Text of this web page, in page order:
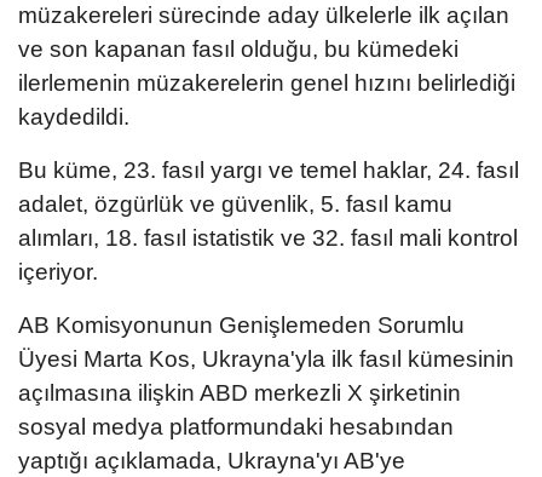
müzakereleri sürecinde aday ülkelerle ilk açılan
ve son kapanan fasıl olduğu, bu kümedeki
ilerlemenin müzakerelerin genel hızını belirlediği
kaydedildi.
Bu küme, 23. fasıl yargı ve temel haklar, 24. fasıl
adalet, özgürlük ve güvenlik, 5. fasıl kamu
alımları, 18. fasıl istatistik ve 32. fasıl mali kontrol
içeriyor.
AB Komisyonunun Genişlemeden Sorumlu
Üyesi Marta Kos, Ukrayna'yla ilk fasıl kümesinin
açılmasına ilişkin ABD merkezli X şirketinin
sosyal medya platformundaki hesabından
yaptığı açıklamada, Ukrayna'yı AB'ye